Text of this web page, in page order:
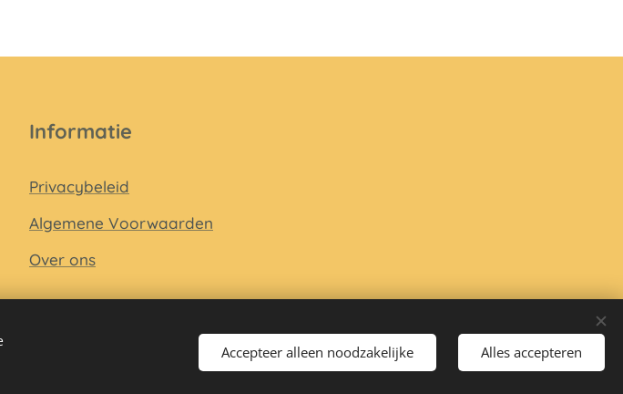
Informatie
Privacybeleid
Algemene Voorwaarden
Over ons
Accepteer alleen noodzakelijke Alles accepteren